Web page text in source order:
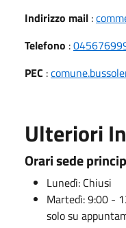
Indirizzo mail :
Telefono :
PEC :
Ulteriori
Orari sede
Lunedì: Chiusi
Martedì: 9:00 -
solo su